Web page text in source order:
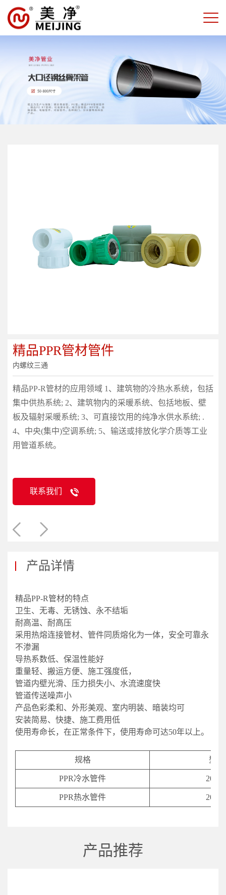
精品PPR管材管件
内螺纹三通
精品PP-R管材的应用领域 1、建筑物的冷热水系统，包括
集中供热系统; 2、建筑物内的采暖系统、包括地板、壁
板及辐射采暖系统; 3、可直接饮用的纯净水供水系统; .
4、中央(集中)空调系统; 5、输送或排放化学介质等工业
用管道系统。
联系我们
产品详情
精品PP-R管材的特点
卫生、无毒、无锈蚀、永不结垢
耐高温、耐高压
采用热熔连接管材、管件同质熔化为一体，安全可靠永
不渗漏
导热系数低、保温性能好
重量轻、搬运方便、施工强度低，
管道内壁光滑、压力损失小、水流速度快
管道传送噪声小
产品色彩柔和、外形美观、室内明装、暗装均可
安装简易、快捷、施工费用低
使用寿命长，在正常条件下，使用寿命可达50年以上。
规格 型号
PPR冷水管件 20-
PPR热水管件 20-
产品推荐